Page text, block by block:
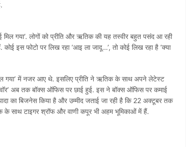
गया’. लोगों को प्रीति और ऋतिक की यह तस्वीर बहुत पसंद आ रही
इस फोटो पर लिख रहा ‘आइ ला जादू…’, तो कोई लिख रहा है ‘क्या
गया’ में नजर आए थे. इसलिए प्रीति ने ऋतिक के साथ अपने लेटेस्ट
‘वॉर’ अब तक बॉक्स ऑफिस पर छाई हुई. इस ने बॉक्स ऑफिस पर कमाई
का बिजनेस किया है और उम्मीद जताई जा रही है कि 22 अक्टूबर तक
साथ टाइगर श्रॉफ और वाणी कपूर भी अहम भूमिकाओं में हैं.